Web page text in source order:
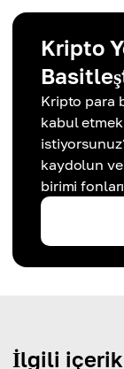
Kripto
Kripto para
kabul
kaydolun ve
birimi
İlgili içerik